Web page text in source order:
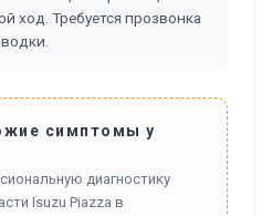
ход. Требуется прозвонка
симптомы у
диагностику
Isuzu Piazza в